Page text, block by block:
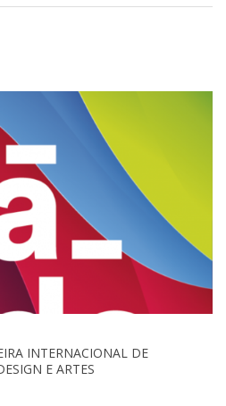
INTERNACIONAL DE
E ARTES